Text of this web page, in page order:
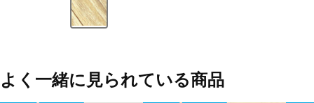
よく一緒に見られている商品